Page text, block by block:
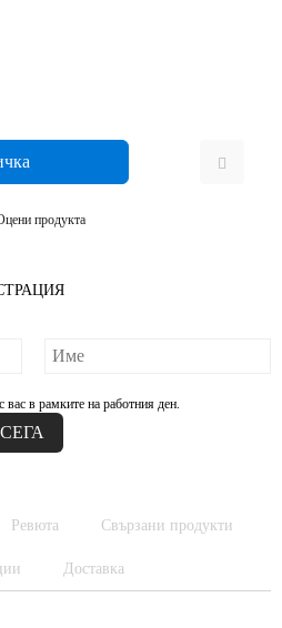
продукта
в рамките на работния ден.
Ревюта Свързани продукти
Доставка